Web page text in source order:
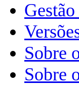
Sobre
Sobre